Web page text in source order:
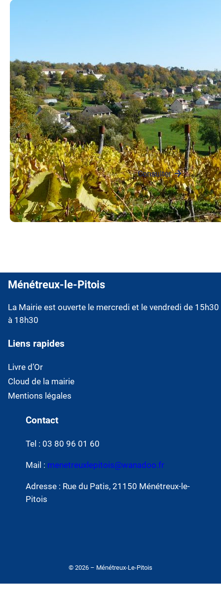
Ménétreux-le-Pitois
Le village de
Ménétreux est
très ancien, mais
en l’absence de
tout document
authentique, on…
Consulter
Ménétreux-le-Pitois
La Mairie est ouverte le mercredi et le vendredi de 15h30
à 18h30
Liens rapides
Livre d’Or
Cloud de la mairie
Mentions légales
Contact
Tel : 03 80 96 01 60
Mail : menetreuxlepitois@wanadoo.fr
Adresse : Rue du Patis, 21150 Ménétreux-le-
Pitois
© 2026 – Ménétreux-Le-Pitois